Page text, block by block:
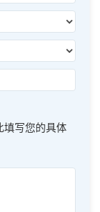
填写您的具体